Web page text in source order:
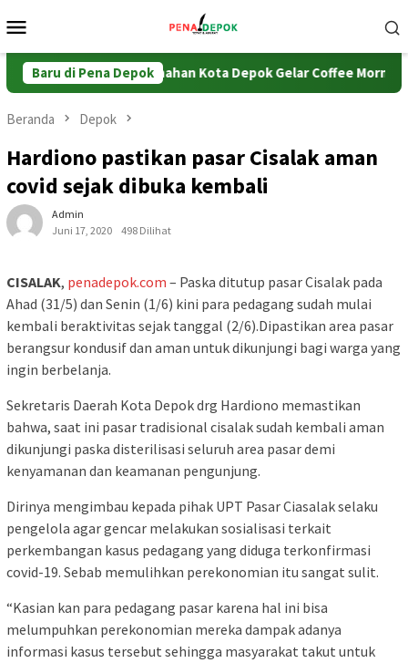
ke
Mobile
Baru di Pena Depok
Kantor Pertanahan Kota Depok Gelar Coffee Morning
Beranda Depok
Hardiono pastikan pasar Cisalak aman
covid sejak dibuka kembali
Admin
Juni 17, 2020
498 Dilihat
CISALAK, penadepok.com – Paska ditutup pasar Cisalak pada
Ahad (31/5) dan Senin (1/6) kini para pedagang sudah mulai
kembali beraktivitas sejak tanggal (2/6).Dipastikan area pasar
berangsur kondusif dan aman untuk dikunjungi bagi warga yang
ingin berbelanja.
Sekretaris Daerah Kota Depok drg Hardiono memastikan
bahwa, saat ini pasar tradisional cisalak sudah kembali aman
dikunjungi paska disterilisasi seluruh area pasar demi
kenyamanan dan keamanan pengunjung.
Dirinya mengimbau kepada pihak UPT Pasar Ciasalak selaku
pengelola agar gencar melakukan sosialisasi terkait
perkembangan kasus pedagang yang diduga terkonfirmasi
covid-19. Sebab memulihkan perekonomian itu sangat sulit.
“Kasian kan para pedagang pasar karena hal ini bisa
melumpuhkan perekonomian mereka dampak adanya
informasi kasus tersebut sehingga masyarakat takut untuk